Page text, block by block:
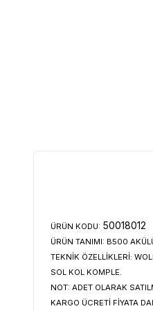
ÜRÜN KODU: 50018012
ÜRÜN TANIMI: B500
TEKNİK ÖZELLİKLERİ:
SOL KOL KOMPLE.
NOT: ADET OLARAK
KARGO ÜCRETİ FİYATA